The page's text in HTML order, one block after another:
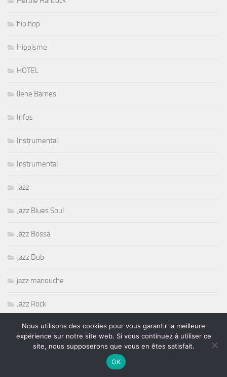
hip hop
Hippisme
HOTEL
Ilene Barnes
Infos
Instrumental
Instrumental
Jazz
Jazz Blues Soul
Jazz Bossa
Jazz Dub
jazz manouche
Jazz Rock
Jeff Beck
Joe Louis Walker
Nous utilisons des cookies pour vous garantir la meilleure
expérience sur notre site web. Si vous continuez à utiliser ce
site, nous supposerons que vous en êtes satisfait.
OK